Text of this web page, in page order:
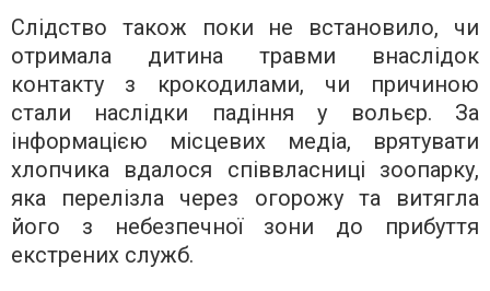
Слідство також поки не встановило, чи
отримала дитина травми внаслідок
контакту з крокодилами, чи причиною
стали наслідки падіння у вольєр. За
інформацією місцевих медіа, врятувати
хлопчика вдалося співвласниці зоопарку,
яка перелізла через огорожу та витягла
його з небезпечної зони до прибуття
екстрених служб.